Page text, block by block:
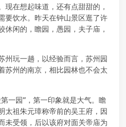
现在想起味道，还有点甜甜的，
要饮水。昨天在钟山景区逛了许
休闲的，瞻园，愚园，夫子庙，
州玩一趟，以经验而言，苏州园
苏州的南京，相比园林也不会太
一园”，第一印象就是大气。瞻
太祖朱元璋称帝前的吴王府，因
未受领，后以该府对面关帝庙为